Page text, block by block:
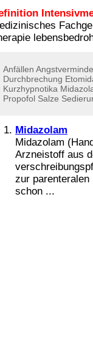
Anfällen
Durchbrechung
Kurzhypnotika
Propofol Salze
Midazolam
Midazolam
Arzneistoff aus
zur parenteralen
schon ...